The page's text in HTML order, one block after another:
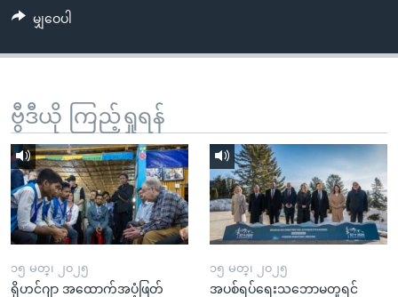
ကျော်မျှဝေပါ
ဗွီဒီယို ကြည့်ရှုရန်
၁၅ မတ္၊ ၂၀၂၅
ရိုဟင်ဂျာ အထောက်အပံ့ဖြတ်
၁၅ မတ္၊ ၂၀၂၅
အပစ်ရပ်ရေးသဘောမတူရင်